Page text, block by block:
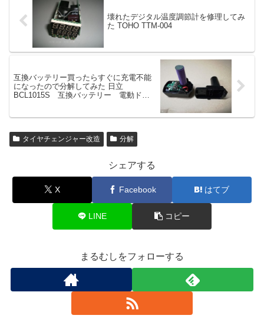
壊れたデジタル温度調節計を修理してみ
た TOHO TTM-004
互換バッテリー買ったらすぐに充電不能
になったので分解してみた 日立
BCL1015S 互換バッテリー 電動ドラ
タイヤチェンジャー改造 分解
シェアする
X Facebook はてブ
LINE コピー
まるむしをフォローする